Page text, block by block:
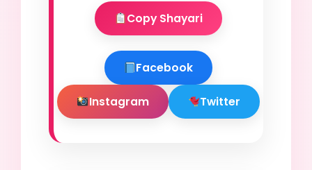
Copy Shayari
Facebook
Instagram Twitter